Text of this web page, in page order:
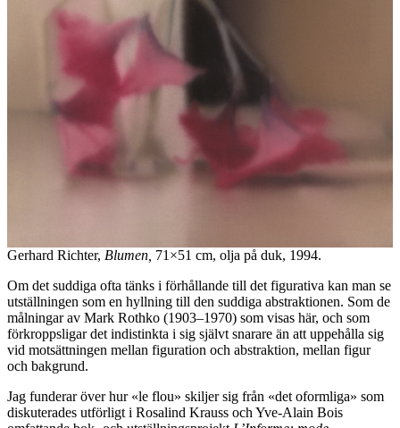
Gerhard Richter, Blumen, 71×51 cm, olja på duk, 1994.
Om det suddiga ofta tänks i förhållande till det figurativa kan man se
utställningen som en hyllning till den suddiga abstraktionen. Som de
målningar av Mark Rothko (1903–1970) som visas här, och som
förkroppsligar det indistinkta i sig självt snarare än att uppehålla sig
vid motsättningen mellan figuration och abstraktion, mellan figur
och bakgrund.
Jag funderar över hur «le flou» skiljer sig från «det oformliga» som
diskuterades utförligt i Rosalind Krauss och Yve-Alain Bois